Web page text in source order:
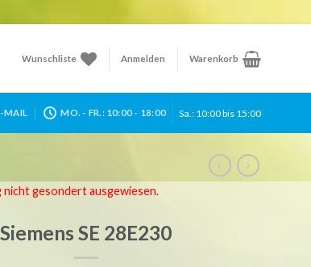
Wunschliste Anmelden Warenkorb
MAIL MO. - FR.: 10:00 - 18:00 Sa.: 10:00 bis 15:00
gesondert ausgewiesen.
Siemens SE 28E230